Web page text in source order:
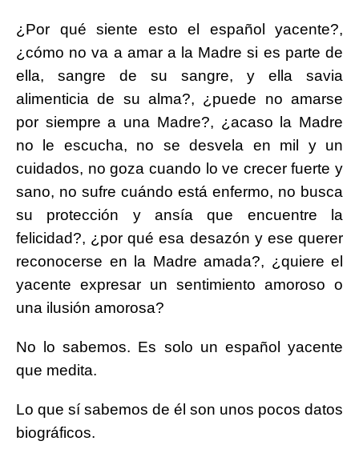
¿Por qué siente esto el español yacente?,
¿cómo no va a amar a la Madre si es parte de
ella, sangre de su sangre, y ella savia
alimenticia de su alma?, ¿puede no amarse
por siempre a una Madre?, ¿acaso la Madre
no le escucha, no se desvela en mil y un
cuidados, no goza cuando lo ve crecer fuerte y
sano, no sufre cuándo está enfermo, no busca
su protección y ansía que encuentre la
felicidad?, ¿por qué esa desazón y ese querer
reconocerse en la Madre amada?, ¿quiere el
yacente expresar un sentimiento amoroso o
una ilusión amorosa?
No lo sabemos. Es solo un español yacente
que medita.
Lo que sí sabemos de él son unos pocos datos
biográficos.